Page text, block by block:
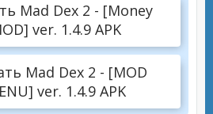
Mad Dex 2 - [Money
ver. 1.4.9 APK
Mad Dex 2 - [MOD
ver. 1.4.9 APK